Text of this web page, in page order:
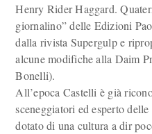
Henry Rider Haggard.
giornalino” delle Edizioni
dalla rivista Supergulp e
alcune modifiche alla Daim
Bonelli).
All’epoca Castelli è già
sceneggiatori ed esperto
dotato di una cultura a dir